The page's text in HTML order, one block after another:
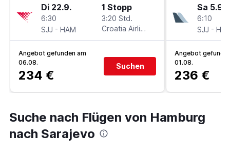
Di 22.9.
6:30
SJJ - HAM
1 Stopp
3:20 Std.
Croatia Airlines
Angebot gefunden am
06.08.
234 €
Suchen
Sa 5.9.
6:10
SJJ -
Angebot
01.08.
236 €
Suche nach Flügen von Hamburg
nach Sarajevo